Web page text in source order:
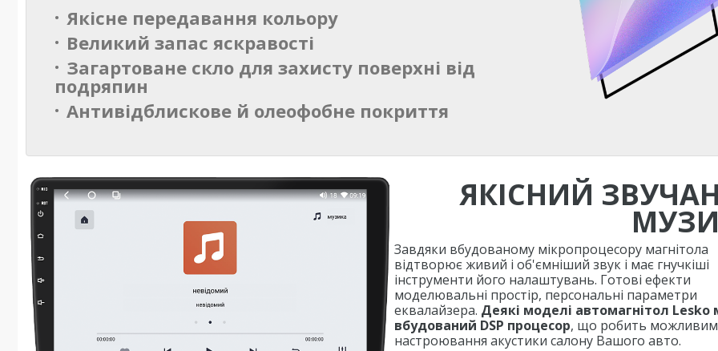
Якісне передавання кольору
Великий запас яскравості
Загартоване скло для захисту поверхні від
подряпин
Антивідблискове й олеофобне покриття
ЯКІСНИЙ
Завдяки вбудованому мікропроцесору магнітола
відтворює живий і об'ємніший звук і має гнучкіші
інструменти його налаштувань. Готові ефекти
моделювальні простір, персональні параметри
еквалайзера. Деякі моделі автомагнітол
вбудований DSP процесор, що робить
настроювання акустики салону Вашого авто.